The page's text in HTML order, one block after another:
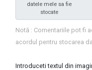
datele mele sa fie
stocate
Notă : Comentariile pot fi
acordul pentru stocarea
Introduceti textul din